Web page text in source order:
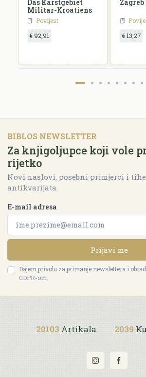
Das Karstgebiet
Militar-Kroatiens
Povijest
€ 92,91 € 13,27
BIBLOS NEWSLETTER
Za knjigoljupce koji vole
rijetko
Novi naslovi, posebni primjerci i
antikvarijata.
E-mail adresa
Prijavi me
Dajem privolu za primanje newslettera i
GDPR-om.
20103 Artikala 2039